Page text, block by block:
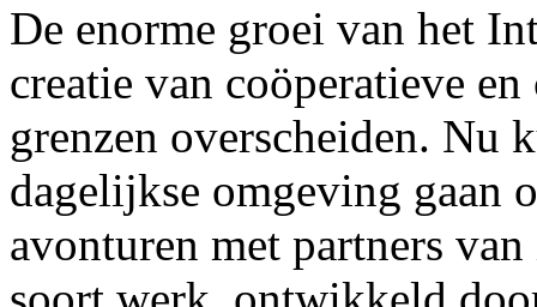
De enorme groei van het
creatie van coöperatieve
grenzen overscheiden. Nu
dagelijkse omgeving gaan
avonturen met partners